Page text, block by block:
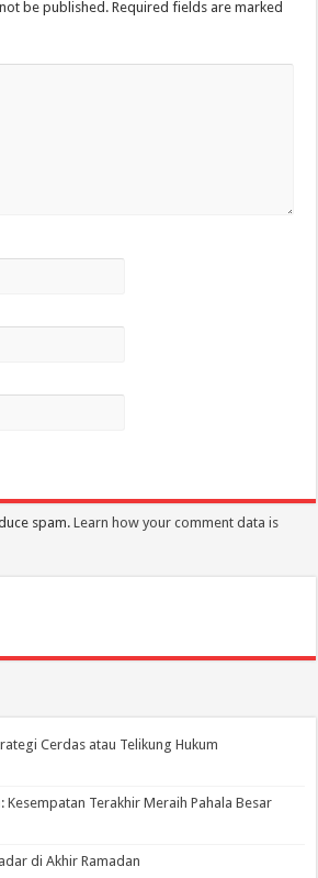
be published. Required fields are marked
spam.Learn how your comment data is
Cerdas atau Telikung Hukum
Kesempatan Terakhir Meraih Pahala Besar
di Akhir Ramadan